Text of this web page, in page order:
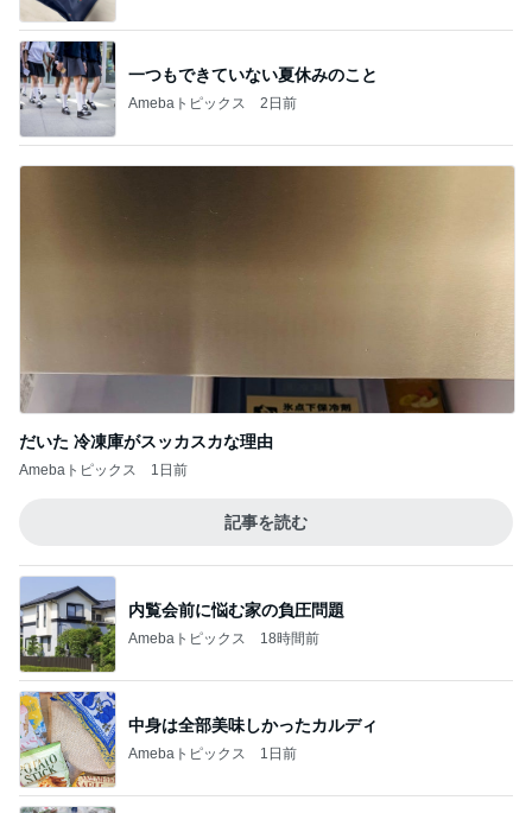
一つもできていない夏休みのこと
Amebaトピックス 2日前
だいた 冷凍庫がスッカスカな理由
Amebaトピックス 1日前
記事を読む
内覧会前に悩む家の負圧問題
Amebaトピックス 18時間前
中身は全部美味しかったカルディ
Amebaトピックス 1日前